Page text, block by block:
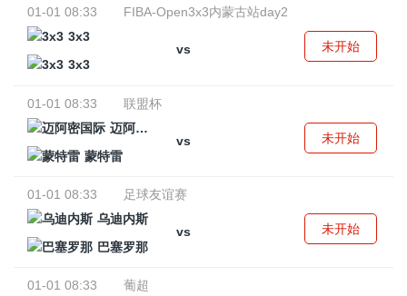
01-01 08:33
FIBA-Open3x3内蒙古站day2
3x3
vs
3x3
未开始
01-01 08:33
联盟杯
迈阿密国际
vs
蒙特雷
未开始
01-01 08:33
足球友谊赛
乌迪内斯
vs
巴塞罗那
未开始
01-01 08:33
葡超